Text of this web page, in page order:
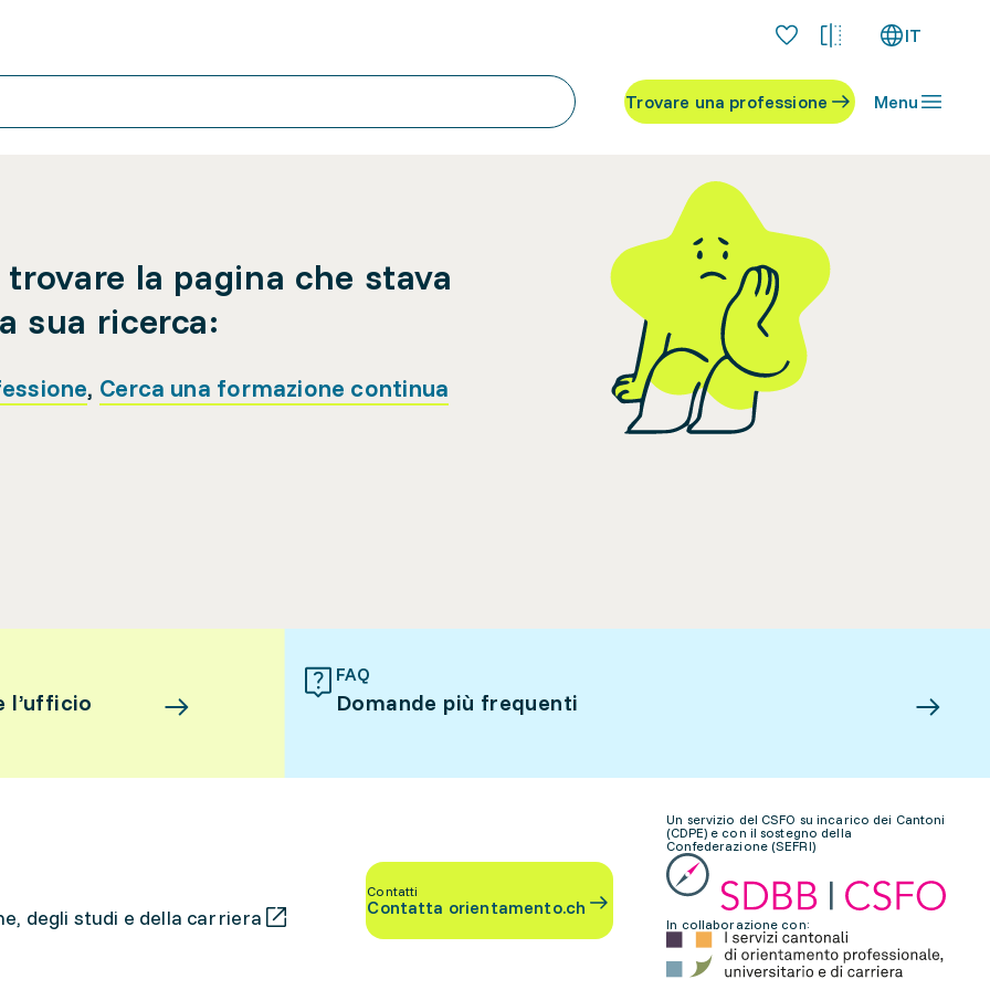
IT
Trovare una professione Menu
la pagina che stava
sua ricerca:
, Cerca una formazione continua
l’ufficio
FAQ
Domande più frequenti
degli studi e della carriera
Contatti
Contatta orientamento.ch
Un servizio del CSFO su incarico dei Cantoni
(CDPE) e con il sostegno della
Confederazione (SEFRI)
In collaborazione con: